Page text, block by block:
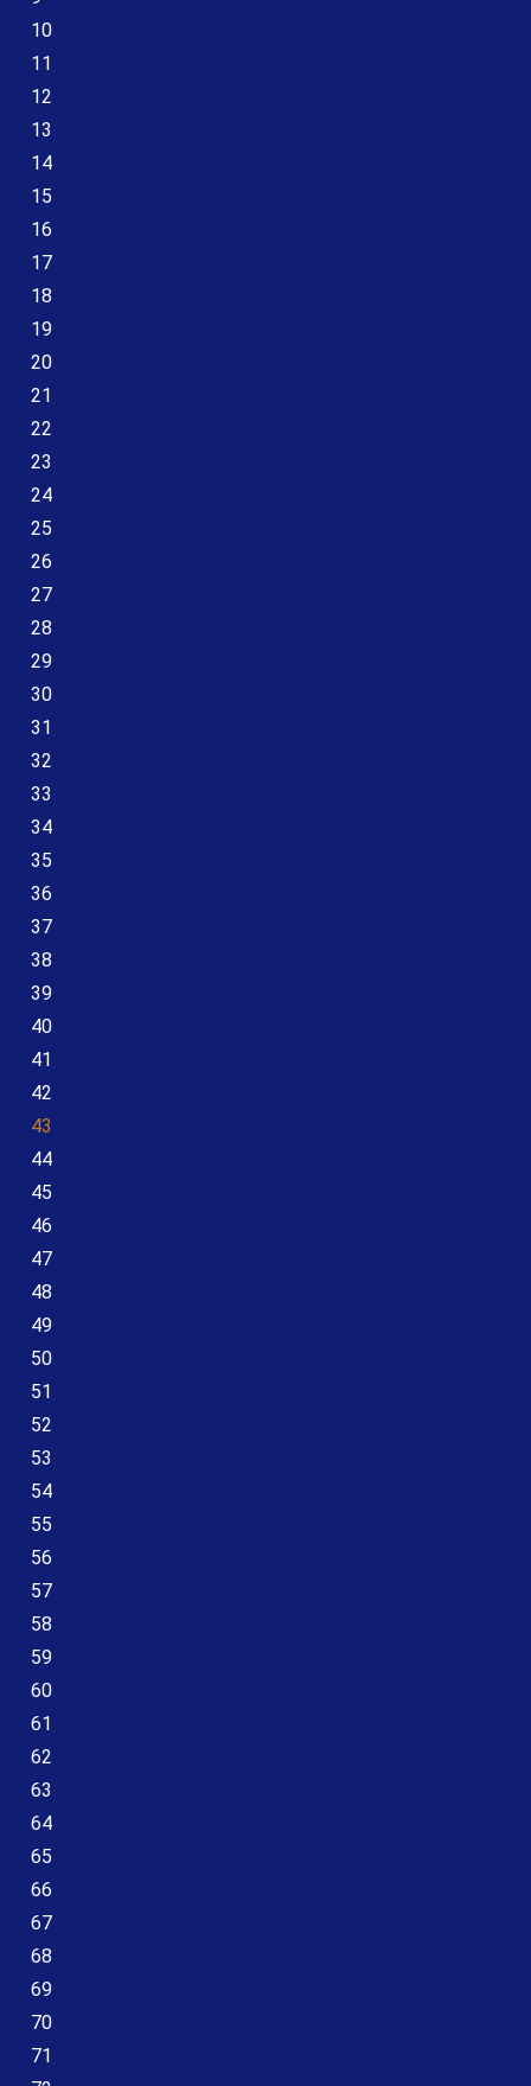
10
11
12
13
14
15
16
17
18
19
20
21
22
23
24
25
26
27
28
29
30
31
32
33
34
35
36
37
38
39
40
41
42
43
44
45
46
47
48
49
50
51
52
53
54
55
56
57
58
59
60
61
62
63
64
65
66
67
68
69
70
71